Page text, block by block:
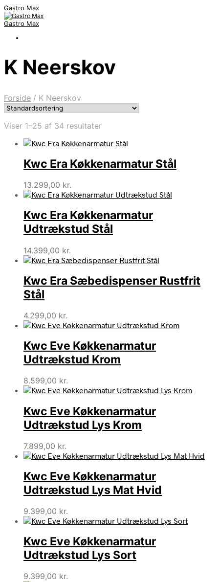
Gastro Max
Gastro Max
K Neerskov
Forside / K Neerskov
Viser 1–25 af 34 resultater
Kwc Era Køkkenarmatur Stål
13.299,00 kr.
Kwc Era Køkkenarmatur
Udtrækstud Stål
14.399,00 kr.
Kwc Era Sæbedispenser Rustfrit
Stål
4.299,00 kr.
Kwc Eve Køkkenarmatur
Udtrækstud Krom
8.599,00 kr.
Kwc Eve Køkkenarmatur
Udtrækstud Lys Krom
7.899,00 kr.
Kwc Eve Køkkenarmatur
Udtrækstud Lys Mat Hvid
9.399,00 kr.
Kwc Eve Køkkenarmatur
Udtrækstud Lys Sort
9.399,00 kr.